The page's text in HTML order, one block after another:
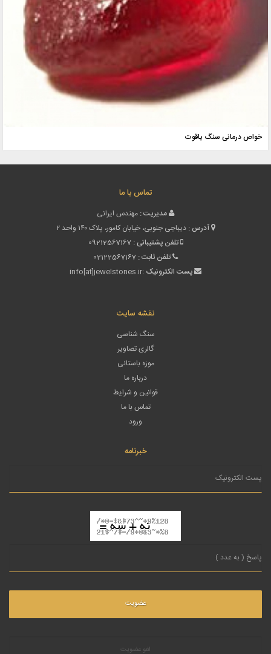
تماس با ما
مدیریت : مهندس ایرانی
آدرس : دیباجی جنوبی، خیابان کامور، پلاک ۱۴۰ واحد ۲
تلفن پشتیبانی : 09212567167
تلفن ثابت : 02122567167
پست الکترونیک :info[at]jewelstones.ir
نقشه سایت
سنگ شناسی
گالری تصاویر
موزه باستانی
درباره ما
قوانین و شرایط
تماس با ما
ورود
خبرنامه
لغو عضویت